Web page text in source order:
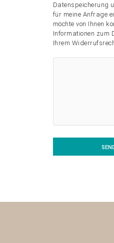
Datenspeicherung
für meine Anfrage
möchte von Ihnen
Informationen zum
Ihrem